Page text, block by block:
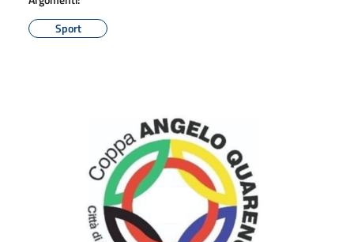
Sport